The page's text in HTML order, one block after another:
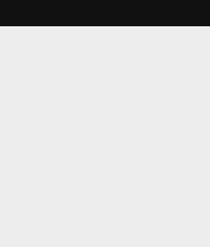
Сексуальная тварь